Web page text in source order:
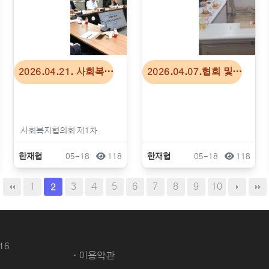
2026.04.21. 사회복…
한재협 05-18 118
2026.04.07.협회 및…
한재협 05-18 118
1 2 3 4 5 6 7 8 9 10
· 이용약관